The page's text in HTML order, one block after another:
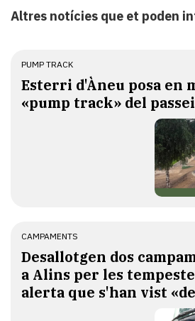
Altres notícies que et poden
PUMP TRACK
Esterri d'Àneu posa en
«pump track» del
CAMPAMENTS
​Desallotgen dos
a Alins per les
alerta que s'han vist